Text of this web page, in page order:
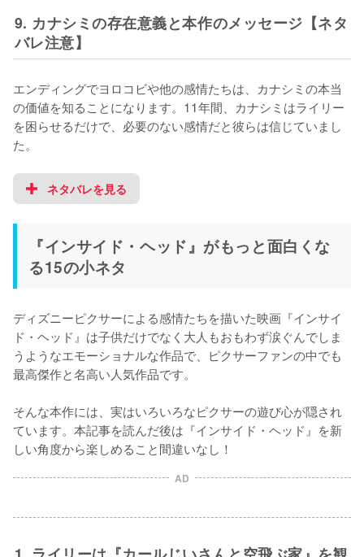
9. カナシミの存在意義と本作のメッセージ【ネタ
バレ注意】
エンディングでヨロコビや他の感情たちは、カナシミの本当
の価値を知ることになります。11年間、カナシミはライリー
を困らせるだけで、必要のない感情だと彼らは信じていまし
た。
ネタバレを見る
『インサイド・ヘッド』がもっと面白くな
る15の小ネタ
ディズニーピクサーによる感情たちを描いた映画『インサイ
ド・ヘッド』は子供だけでなく大人もおもわず涙ぐんでしま
うようなエモーショナルな作品で、ピクサーファンの中でも
最高傑作と名高い人気作品です。
そんな本作には、実はいろいろなピクサーの遊び心が隠され
ています。本記事を読んだ後は『インサイド・ヘッド』を新
しい角度から楽しめること間違いなし！
AD